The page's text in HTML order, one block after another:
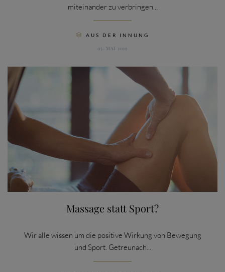
miteinander zu verbringen...
 AUS DER INNUNG
05. MAI 2019
Massage statt Sport?
Wir alle wissen um die positive Wirkung von Bewegung
und Sport. Getreunach...